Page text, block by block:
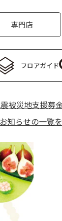
専門店
フロアガイド
被災地支援募
知らせの一覧